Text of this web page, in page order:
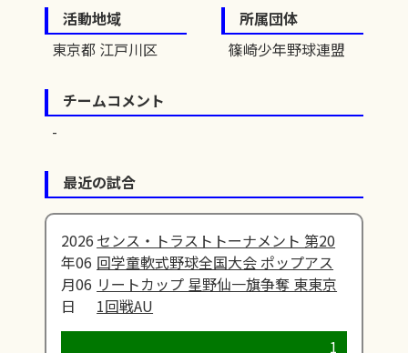
活動地域
東京都 江戸川区
所属団体
篠崎少年野球連盟
チームコメント
最近の試合
2026
年06
月06
日
センス・トラストトーナメント 第20
回学童軟式野球全国大会 ポップアス
リートカップ 星野仙一旗争奪 東東京
1回戦AU